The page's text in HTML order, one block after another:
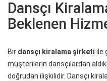
Dansçı
Beklenen
Bir dansçı kiralama şirketi ile
müşterilerin dansçılardan
doğrudan ilişkilidir. Dansçı